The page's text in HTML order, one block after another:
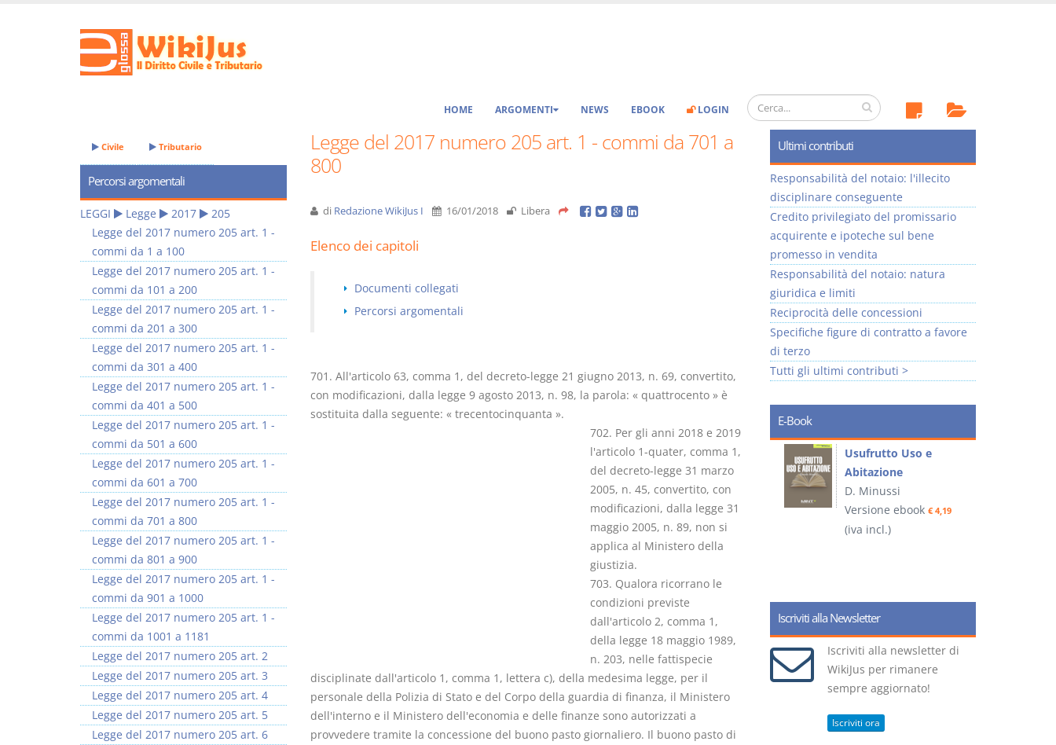
HOME ARGOMENTI NEWS EBOOK LOGIN
Legge del 2017 numero 205 art. 1 - commi da 701 a
800
di Redazione WikiJus I 16/01/2018 Libera
Elenco dei capitoli
Documenti collegati
Percorsi argomentali
701. All'articolo 63, comma 1, del decreto-legge 21 giugno 2013, n. 69, convertito,
con modificazioni, dalla legge 9 agosto 2013, n. 98, la parola: « quattrocento » è
sostituita dalla seguente: « trecentocinquanta ».
702. Per gli anni 2018 e 2019
l'articolo 1-quater, comma 1,
del decreto-legge 31 marzo
2005, n. 45, convertito, con
modificazioni, dalla legge 31
maggio 2005, n. 89, non si
applica al Ministero della
giustizia.
703. Qualora ricorrano le
condizioni previste
dall'articolo 2, comma 1,
della legge 18 maggio 1989,
n. 203, nelle fattispecie
disciplinate dall'articolo 1, comma 1, lettera c), della medesima legge, per il
personale della Polizia di Stato e del Corpo della guardia di finanza, il Ministero
dell'interno e il Ministero dell'economia e delle finanze sono autorizzati a
provvedere tramite la concessione del buono pasto giornaliero. Il buono pasto di
Civile Tributario
Percorsi argomentali
LEGGI Legge 2017
205
Legge del 2017 numero 205 art. 1 -
commi da 1 a 100
Legge del 2017 numero 205 art. 1 -
commi da 101 a 200
Legge del 2017 numero 205 art. 1 -
commi da 201 a 300
Legge del 2017 numero 205 art. 1 -
commi da 301 a 400
Legge del 2017 numero 205 art. 1 -
commi da 401 a 500
Legge del 2017 numero 205 art. 1 -
commi da 501 a 600
Legge del 2017 numero 205 art. 1 -
commi da 601 a 700
Legge del 2017 numero 205 art. 1 -
commi da 701 a 800
Legge del 2017 numero 205 art. 1 -
commi da 801 a 900
Legge del 2017 numero 205 art. 1 -
commi da 901 a 1000
Legge del 2017 numero 205 art. 1 -
commi da 1001 a 1181
Legge del 2017 numero 205 art. 2
Legge del 2017 numero 205 art. 3
Legge del 2017 numero 205 art. 4
Legge del 2017 numero 205 art. 5
Legge del 2017 numero 205 art. 6
Ultimi contributi
Responsabilità del notaio: l'illecito
disciplinare conseguente
Credito privilegiato del promissario
acquirente e ipoteche sul bene
promesso in vendita
Responsabilità del notaio: natura
giuridica e limiti
Reciprocità delle concessioni
Specifiche figure di contratto a favore
di terzo
Tutti gli ultimi contributi >
E-Book
I Vincoli Preliminari
D. Minussi
Versione ebook€ 4,19
(iva incl.)
Usufrutto Uso e
Abitazione
D. Minussi
Versione ebook € 4,19
(iva incl.)
Iscriviti alla Newsletter
Iscriviti alla newsletter di
WikiJus per rimanere
sempre aggiornato!
Iscriviti ora